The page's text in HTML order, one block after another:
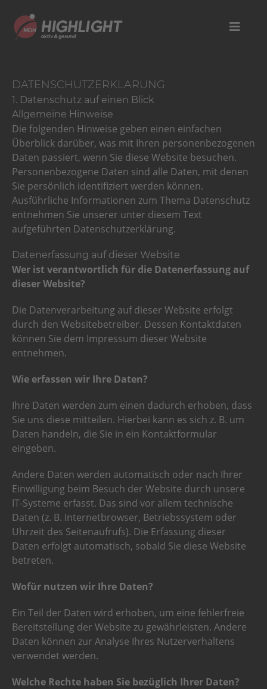
DATENSCHUTZERKLÄRUNG
1. Datenschutz auf einen Blick
Allgemeine Hinweise
Die folgenden Hinweise geben einen einfachen
Überblick darüber, was mit Ihren personenbezogenen
Daten passiert, wenn Sie diese Website besuchen.
Personenbezogene Daten sind alle Daten, mit denen
Sie persönlich identifiziert werden können.
Ausführliche Informationen zum Thema Datenschutz
entnehmen Sie unserer unter diesem Text
aufgeführten Datenschutzerklärung.
Datenerfassung auf dieser Website
Wer ist verantwortlich für die Datenerfassung auf
dieser Website?
Die Datenverarbeitung auf dieser Website erfolgt
durch den Websitebetreiber. Dessen Kontaktdaten
können Sie dem Impressum dieser Website
entnehmen.
Wie erfassen wir Ihre Daten?
Ihre Daten werden zum einen dadurch erhoben, dass
Sie uns diese mitteilen. Hierbei kann es sich z. B. um
Daten handeln, die Sie in ein Kontaktformular
eingeben.
Andere Daten werden automatisch oder nach Ihrer
Einwilligung beim Besuch der Website durch unsere
IT-Systeme erfasst. Das sind vor allem technische
Daten (z. B. Internetbrowser, Betriebssystem oder
Uhrzeit des Seitenaufrufs). Die Erfassung dieser
Daten erfolgt automatisch, sobald Sie diese Website
betreten.
Wofür nutzen wir Ihre Daten?
Ein Teil der Daten wird erhoben, um eine fehlerfreie
Bereitstellung der Website zu gewährleisten. Andere
Daten können zur Analyse Ihres Nutzerverhaltens
verwendet werden.
Welche Rechte haben Sie bezüglich Ihrer Daten?